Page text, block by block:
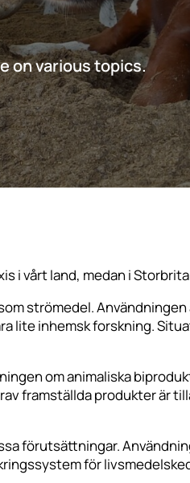
on various topics.
i vårt land, medan i
strömedel.
lite inhemsk forskning.
om animaliska
framställda produkter är
förutsättningar.
för